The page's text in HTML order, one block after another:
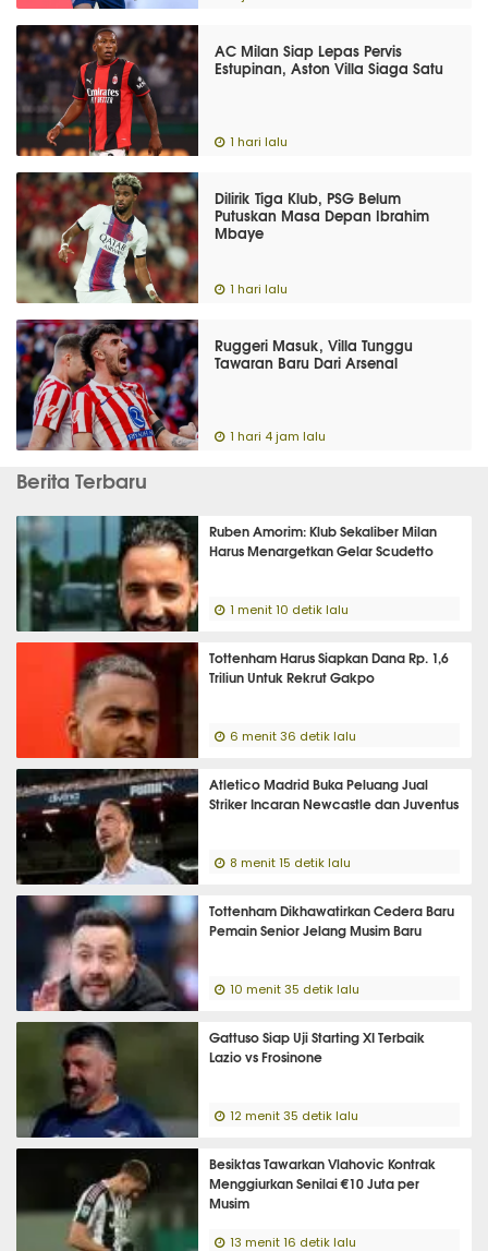
AC Milan Siap Lepas Pervis
Estupinan, Aston Villa Siaga Satu
1 hari lalu
Dilirik Tiga Klub, PSG Belum
Putuskan Masa Depan Ibrahim
Mbaye
1 hari lalu
Ruggeri Masuk, Villa Tunggu
Tawaran Baru Dari Arsenal
1 hari 4 jam lalu
Berita Terbaru
Ruben Amorim: Klub Sekaliber Milan
Harus Menargetkan Gelar Scudetto
1 menit 10 detik lalu
Tottenham Harus Siapkan Dana Rp. 1,6
Triliun Untuk Rekrut Gakpo
6 menit 36 detik lalu
Atletico Madrid Buka Peluang Jual
Striker Incaran Newcastle dan Juventus
8 menit 15 detik lalu
Tottenham Dikhawatirkan Cedera Baru
Pemain Senior Jelang Musim Baru
10 menit 35 detik lalu
Gattuso Siap Uji Starting XI Terbaik
Lazio vs Frosinone
12 menit 35 detik lalu
Besiktas Tawarkan Vlahovic Kontrak
Menggiurkan Senilai €10 Juta per
Musim
13 menit 16 detik lalu